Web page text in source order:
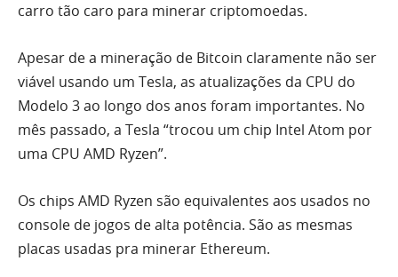
carro tão caro para minerar criptomoedas.
Apesar de a mineração de Bitcoin claramente não ser
viável usando um Tesla, as atualizações da CPU do
Modelo 3 ao longo dos anos foram importantes. No
mês passado, a Tesla “trocou um chip Intel Atom por
uma CPU AMD Ryzen”.
Os chips AMD Ryzen são equivalentes aos usados ​​no
console de jogos de alta potência. São as mesmas
placas usadas pra minerar Ethereum.